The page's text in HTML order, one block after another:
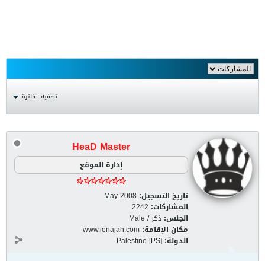
تصفية - فلترة
HeaD Master
إدارة الموقع
تاريخ التسجيل: May 2008
المشاركات: 2242
الجنس: ذكر / Male
مكان الإقامة: www.ienajah.com
الدولة: Palestine [PS]